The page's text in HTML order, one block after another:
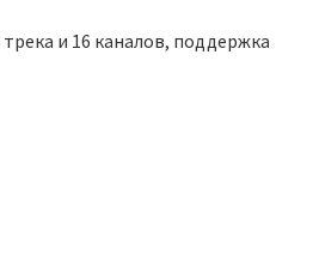
и 16 каналов, поддержка